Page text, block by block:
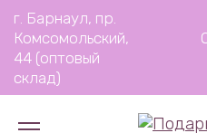
Перейти
содержанию
г. Барнаул, пр.
Комсомольский,
44 (оптовый
склад)